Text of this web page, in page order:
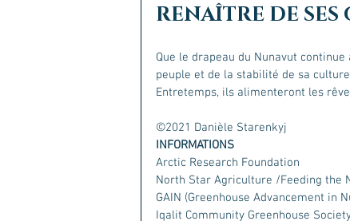
RENAÎTRE DE SES
Que le drapeau du Nunavut
peuple et de la stabilité de sa
Entretemps, ils alimenteront les
©2021 Danièle Starenkyj
INFORMATIONS
Arctic Research Foundation
North Star Agriculture /Feeding the
GAIN (Greenhouse Advancement in
Iqalit Community Greenhouse